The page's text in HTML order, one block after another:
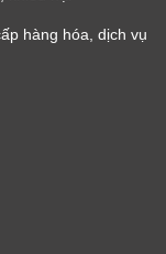
hàng hóa, dịch vụ